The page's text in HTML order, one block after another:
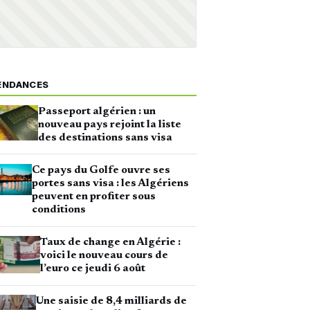
Passeport algérien : un
nouveau pays rejoint la liste
des destinations sans visa
Ce pays du Golfe ouvre ses
portes sans visa : les Algériens
peuvent en profiter sous
conditions
Taux de change en Algérie :
voici le nouveau cours de
l’euro ce jeudi 6 août
Une saisie de 8,4 milliards de